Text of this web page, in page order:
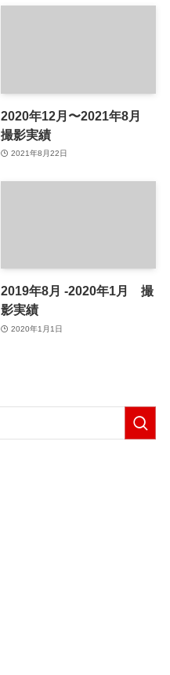
2020年12月〜2021年8月
撮影実績
2021年8月22日
2019年8月 -2020年1月 撮
影実績
2020年1月1日